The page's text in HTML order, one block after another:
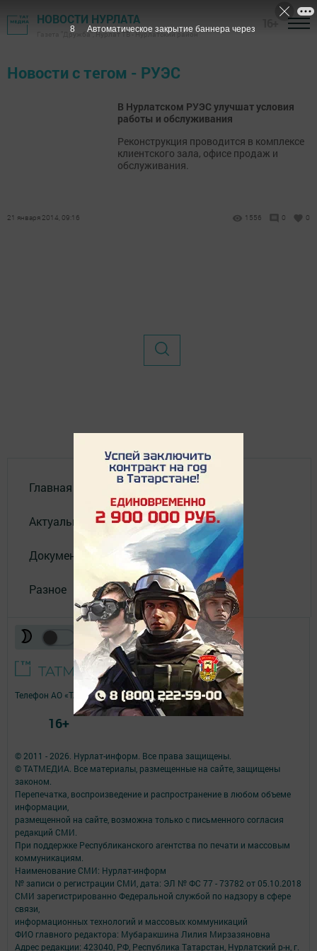
НОВОСТИ НУРЛАТА
Газета "Дружба", Нурлат ТВ - Нурлатский район
Новости с тегом - РУЭС
В Нурлатском РУЭС улучшат условия
работы и обслуживания
Реконструкция проводится в комплексе
клиентского зала, офисе продаж и
обслуживания.
21 января 2014, 09:16 1556 0 0
Главная
Актуальное видео
Документы
Разное
© 2011 - 2026. Нурлат-⁠информ. Все права защищены.
© ТАТМЕДИА. Все материалы, размещенные на сайте, защищены
законом.
Перепечатка, воспроизведение и распространение в любом объеме
информации,
размещенной на сайте, возможна только с письменного согласия
редакций СМИ.
При поддержке Республиканского агентства по печати и массовым
коммуникациям.
Наименование СМИ: Нурлат-⁠информ
№ записи о регистрации СМИ, дата: ЭЛ № ФС 77 -⁠ 73782 от 05.10.2018
СМИ зарегистрированно Федеральной службой по надзору в сфере
связи,
информационных технологий и массовых коммуникаций
ФИО главного редактора: Мубаракшина Лилия Мирзазяновна
Адрес редакции: 423040, РФ, Республика Татарстан, Нурлатский р-н, г.
Телефон АО «ТАТМЕДИА»:(843) 222 09 84
16+
8 Автоматическое закрытие баннера через